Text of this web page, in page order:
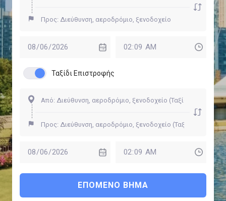
Ταξίδι Επιστροφής
ΕΠΌΜΕΝΟ ΒΉΜΑ